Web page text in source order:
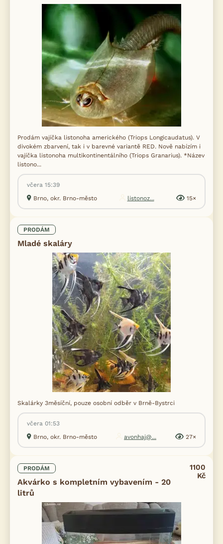
Prodám vajíčka listonoha amerického (Triops Longicaudatus). V
divokém zbarvení, tak i v barevné variantě RED. Nově nabízím i
vajíčka listonoha multikontinentálního (Triops Granarius). *Název
listono...
včera 15:39
Brno, okr. Brno-město
listonoz... 15×
PRODÁM
Mladé skaláry
Skalárky 3měsíční, pouze osobní odběr v Brně-Bystrci
včera 01:53
Brno, okr. Brno-město
avonhaj@... 27×
PRODÁM
Akvárko s kompletním vybavením - 20
litrů
1100
Kč